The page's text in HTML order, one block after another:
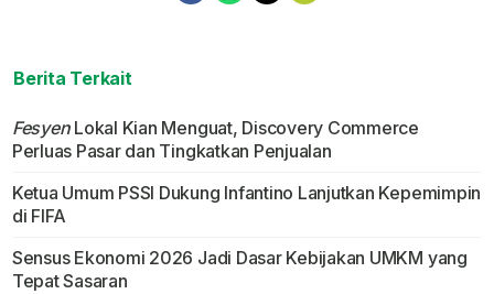
Berita Terkait
FesyenLokal Kian Menguat, Discovery Commerce
Perluas Pasar dan Tingkatkan Penjualan
Ketua Umum PSSI Dukung Infantino Lanjutkan Kepemimpin
di FIFA
Sensus Ekonomi 2026 Jadi Dasar Kebijakan UMKM yang
Tepat Sasaran